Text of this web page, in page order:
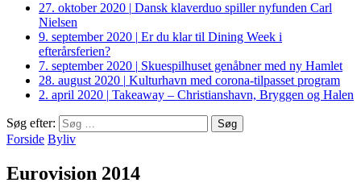
27. oktober 2020 | Dansk klaverduo spiller nyfunden Carl
Nielsen
9. september 2020 | Er du klar til Dining Week i
efterårsferien?
7. september 2020 | Skuespilhuset genåbner med ny Hamlet
28. august 2020 | Kulturhavn med corona-tilpasset program
2. april 2020 | Takeaway – Christianshavn, Bryggen og Halen
Søg efter:
Forside Byliv
Eurovision 2014